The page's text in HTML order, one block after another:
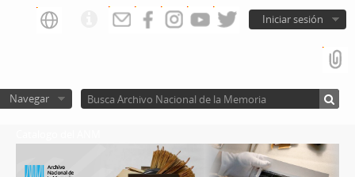
Iniciar sesión
Navegar